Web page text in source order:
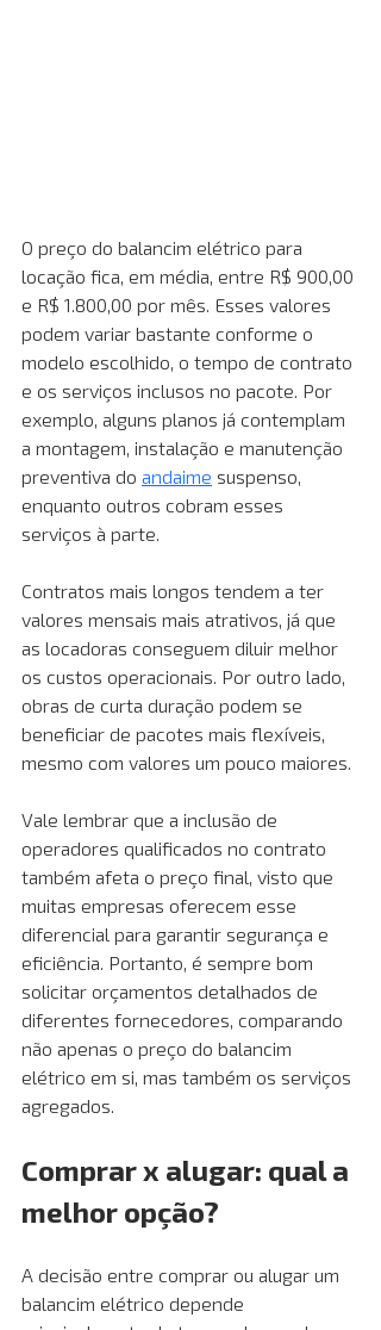
O preço do balancim elétrico para
locação fica, em média, entre R$ 900,00
e R$ 1.800,00 por mês. Esses valores
podem variar bastante conforme o
modelo escolhido, o tempo de contrato
e os serviços inclusos no pacote. Por
exemplo, alguns planos já contemplam
a montagem, instalação e manutenção
preventiva do andaime suspenso,
enquanto outros cobram esses
serviços à parte.
Contratos mais longos tendem a ter
valores mensais mais atrativos, já que
as locadoras conseguem diluir melhor
os custos operacionais. Por outro lado,
obras de curta duração podem se
beneficiar de pacotes mais flexíveis,
mesmo com valores um pouco maiores.
Vale lembrar que a inclusão de
operadores qualificados no contrato
também afeta o preço final, visto que
muitas empresas oferecem esse
diferencial para garantir segurança e
eficiência. Portanto, é sempre bom
solicitar orçamentos detalhados de
diferentes fornecedores, comparando
não apenas o preço do balancim
elétrico em si, mas também os serviços
agregados.
Comprar x alugar: qual a
melhor opção?
A decisão entre comprar ou alugar um
balancim elétrico depende